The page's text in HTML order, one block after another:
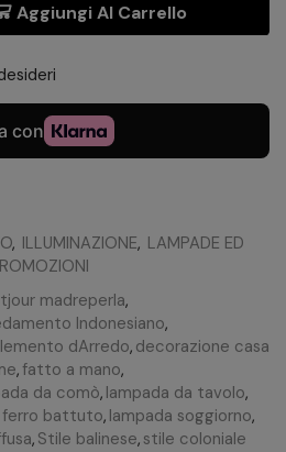
Aggiungi Al Carrello
, ILLUMINAZIONE, LAMPADE ED
madreperla,
Indonesiano,
dArredo, decorazione casa
, fatto a mano,
da comò, lampada da tavolo,
ferro battuto, lampada soggiorno,
, Stile balinese, stile coloniale